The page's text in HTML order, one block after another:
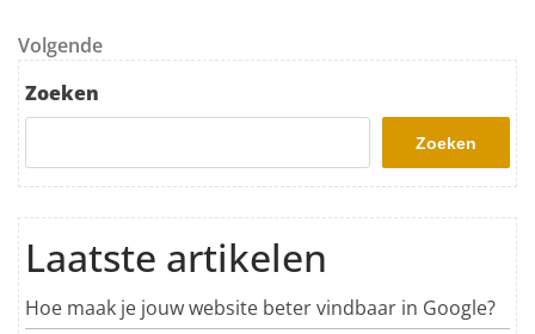
Volgend bericht
Volgende
Zoeken
Zoeken
Laatste artikelen
Hoe maak je jouw website beter vindbaar in Google?